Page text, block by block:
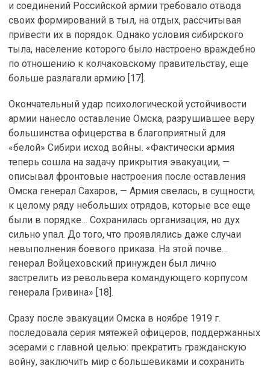
и соединений Российской армии требовало отвода
своих формирований в тыл, на отдых, рассчитывая
привести их в порядок. Однако условия сибирского
тыла, население которого было настроено враждебно
по отношению к колчаковскому правительству, еще
больше разлагали армию [17].
Окончательный удар психологической устойчивости
армии нанесло оставление Омска, разрушившее веру
большинства офицерства в благоприятный для
«белой» Сибири исход войны. «Фактически армия
теперь сошла на задачу прикрытия эвакуации, —
описывал фронтовые настроения после оставления
Омска генерал Сахаров, — Армия свелась, в сущности,
к целому ряду небольших отрядов, которые все еще
были в порядке… Сохранилась организация, но дух
сильно упал. До того, что проявлялись даже случаи
невыполнения боевого приказа. На этой почве…
генерал Войцеховский принужден был лично
застрелить из револьвера командующего корпусом
генерала Гривина» [18].
Сразу после эвакуации Омска в ноябре 1919 г.
последовала серия мятежей офицеров, поддержанных
эсерами с главной целью: прекратить гражданскую
войну, заключить мир с большевиками и сохранить